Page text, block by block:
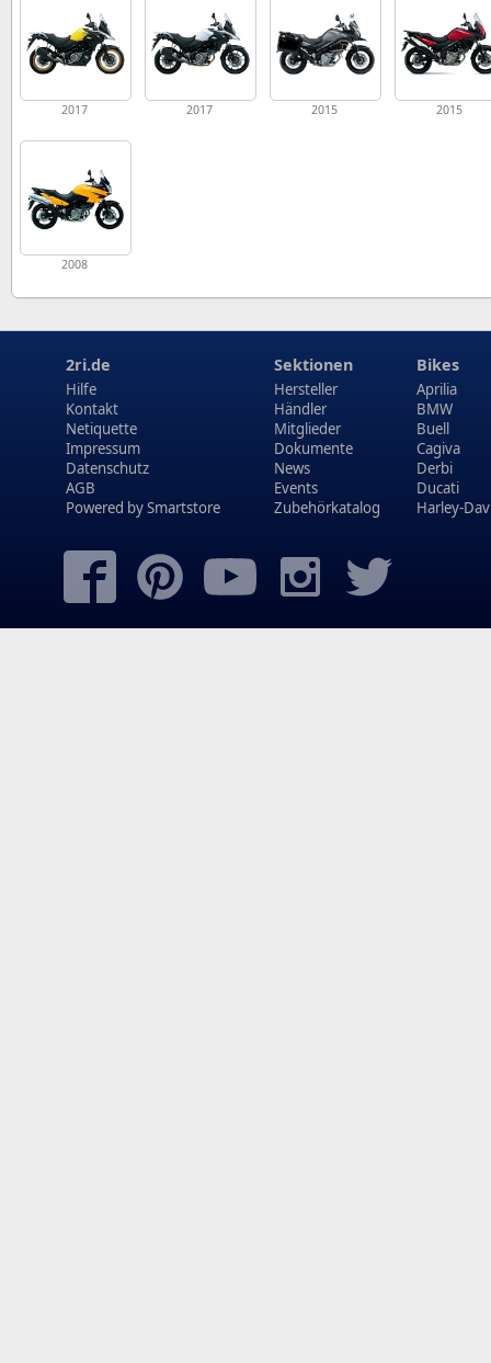
2017 2017 2015 2015
2008
2ri.de
Hilfe
Kontakt
Netiquette
Impressum
Datenschutz
AGB
Powered bySmartstore
Sektionen
Hersteller
Händler
Mitglieder
Dokumente
News
Events
Zubehörkatalog
Bikes
Aprilia
BMW
Buell
Cagiva
Derbi
Ducati
Harley-